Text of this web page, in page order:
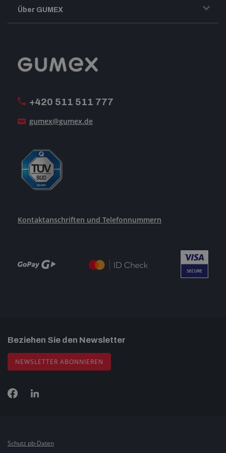
+420 511 511 777
gumex@gumex.de
Kontaktanschriften und Telefonnummern
Transport und Warenversand
Reklamation
Über GUMEX
GUMEX stellt sich vor
Beziehen Sie den Newsletter
NEWSLETTER ABONNIEREN
Schutz pb-Daten